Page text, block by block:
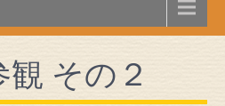
観 その２